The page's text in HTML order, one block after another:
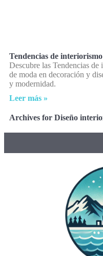
Tendencias de
Descubre las Tendencias
de moda en decoración y
y modernidad.
Leer más »
Archives for Diseño